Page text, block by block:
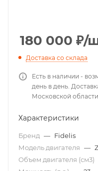
180 000 ₽/
Доставка со склада
Есть в наличии -
день в день.
Московской области.
Характеристики
Бренд — Fidelis
Модель двигателя —
Объем двигателя (см3)